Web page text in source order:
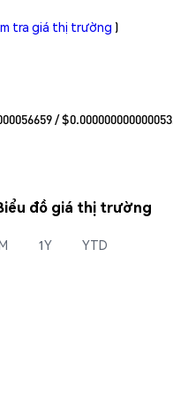
tra giá thị trường )
/ $
đồ giá thị trường
1Y YTD